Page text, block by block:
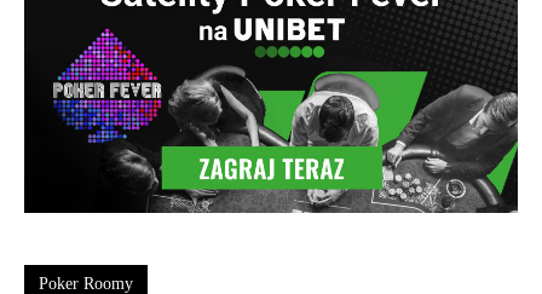
Poker Roomy